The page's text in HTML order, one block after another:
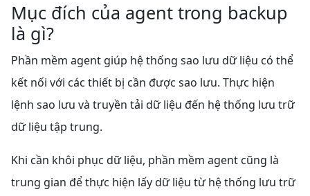
Mục đích của agent trong backup
là gì?
Phần mềm agent giúp hệ thống sao lưu dữ liệu có thể
kết nối với các thiết bị cần được sao lưu. Thực hiện
lệnh sao lưu và truyền tải dữ liệu đến hệ thống lưu trữ
dữ liệu tập trung.
Khi cần khôi phục dữ liệu, phần mềm agent cũng là
trung gian để thực hiện lấy dữ liệu từ hệ thống lưu trữ